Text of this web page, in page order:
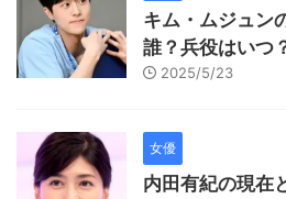
キム・ムジュン
誰？兵役はいつ
2025/5/23
女優
内田有紀の現在